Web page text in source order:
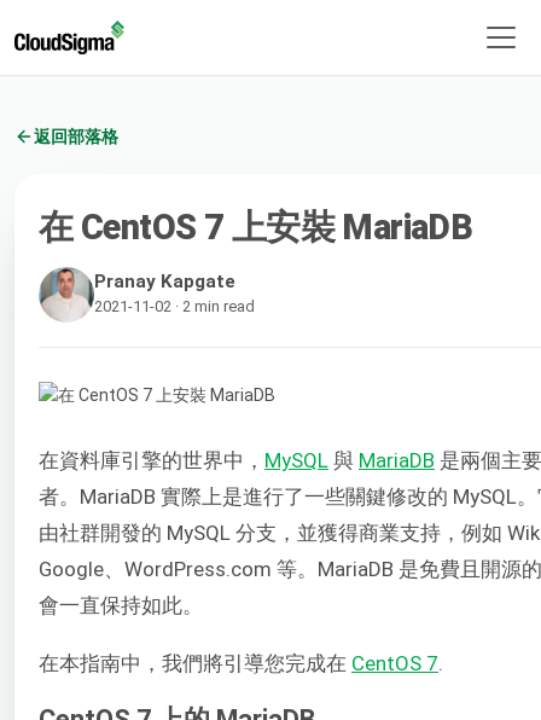
返回部落格
在 CentOS 7 上安裝 MariaDB
Pranay Kapgate
2021-11-02 · 2 min read
在資料庫引擎的世界中， MySQL 與 MariaDB 是兩個主
者。MariaDB 實際上是進行了一些關鍵修改的 MySQL
由社群開發的 MySQL 分支，並獲得商業支持，例如
Google、WordPress.com 等。MariaDB 是免費且開源
會一直保持如此。
在本指南中，我們將引導您完成在 CentOS 7.